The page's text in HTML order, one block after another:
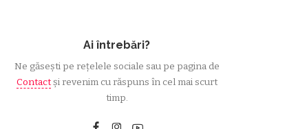
Ai întrebări?
Ne găsești pe rețelele sociale sau pe pagina de
Contactși revenim cu răspuns în cel mai scurt
timp.